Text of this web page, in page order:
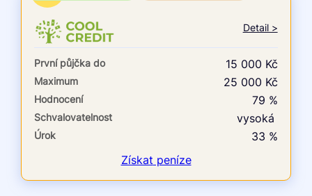
ne
Detail >
První půjčka do 15 000 Kč
Maximum 25 000 Kč
Hodnocení 79 %
Schvalovatelnost vysoká
Úrok
33 %
Získat peníze